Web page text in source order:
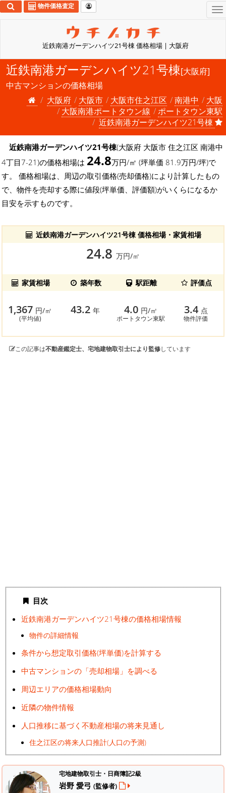
近鉄南港ガーデンハイツ21号棟 価格相場 | 大阪府
物件価格査定
近鉄南港ガーデンハイツ21号棟[大阪府]
中古マンションの価格相場
大阪府
大阪市 大阪市住之江区 南港中
大阪
大阪南港ポートタウン線
ポートタウン東駅
近鉄南港ガーデンハイツ21号棟
近鉄南港ガーデンハイツ21号棟(大阪府 大阪市 住之江区 南港中
4丁目7-21)の価格相場は 24.8万円/㎡ (坪単価 81.9万円/坪)で
す。 価格相場は、周辺の取引価格(売却価格)により計算したもの
で、物件を売却する際に値段(坪単価、評価額)がいくらになるか
目安を示すものです。
近鉄南港ガーデンハイツ21号棟 価格相場・家賃相場
24.8 万円/㎡
家賃相場 築年数 駅距離 評価点
1,367 円/㎡
(平均値)
43.2年 4.0 円/㎡
ポートタウン東駅
3.4 点
物件評価
この記事は不動産鑑定士、宅地建物取引士により監修しています
目次
近鉄南港ガーデンハイツ21号棟の価格相場情報
物件の詳細情報
条件から想定取引価格(坪単価)を計算する
中古マンションの「売却相場」を調べる
周辺エリアの価格相場動向
近隣の物件情報
人口推移に基づく不動産相場の将来見通し
住之江区の将来人口推計(人口の予測)
宅地建物取引士・日商簿記2級
岩野 愛弓 (監修者)